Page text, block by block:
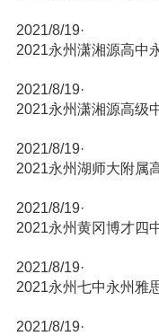
2021/8/19·
2021永州潇湘源高中
2021/8/19·
2021永州潇湘源高级
2021/8/19·
2021永州湖师大附属
2021/8/19·
2021永州黄冈博才四
2021/8/19·
2021永州七中永州雅
2021/8/19·